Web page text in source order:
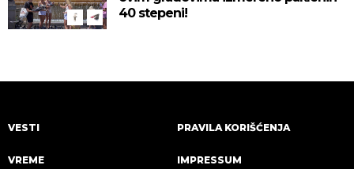
40 stepeni!
VESTI
VREME
PRAVILA KORIŠĆENJA
IMPRESSUM